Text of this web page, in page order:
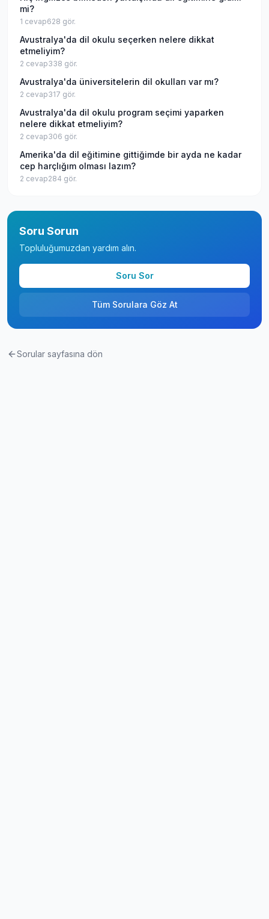
mi?
1 cevap628 gör.
Avustralya'da dil okulu seçerken nelere dikkat
etmeliyim?
2 cevap338 gör.
Avustralya'da üniversitelerin dil okulları var mı?
2 cevap317 gör.
Avustralya'da dil okulu program seçimi yaparken
nelere dikkat etmeliyim?
2 cevap306 gör.
Amerika'da dil eğitimine gittiğimde bir ayda ne kadar
cep harçlığım olması lazım?
2 cevap284 gör.
Soru Sorun
Topluluğumuzdan yardım alın.
Soru Sor
Tüm Sorulara Göz At
Sorular sayfasına dön